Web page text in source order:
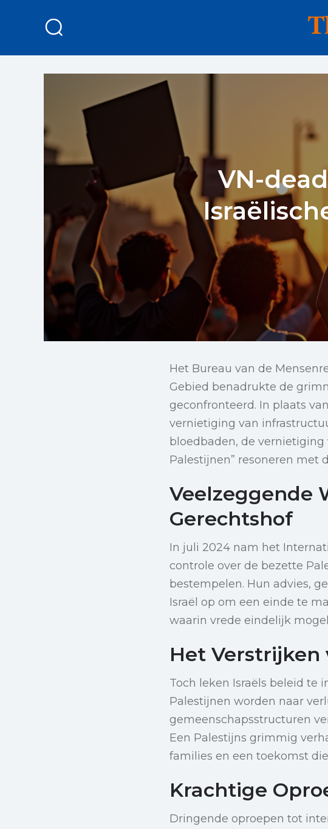
VN-
Het Bureau van de
Gebied benadrukte de
geconfronteerd. In plaats
vernietiging van
bloedbaden, de
Palestijnen” resoneren met
Veelzeggende
Gerechtshof
In juli 2024 nam het
controle over de bezette
bestempelen. Hun advies,
Israël op om een einde te
waarin vrede eindelijk
Het Verstrijken
Toch leken Israëls beleid te
Palestijnen worden naar
gemeenschapsstructuren
Een Palestijns grimmig
families en een toekomst
Krachtige
Dringende oproepen tot